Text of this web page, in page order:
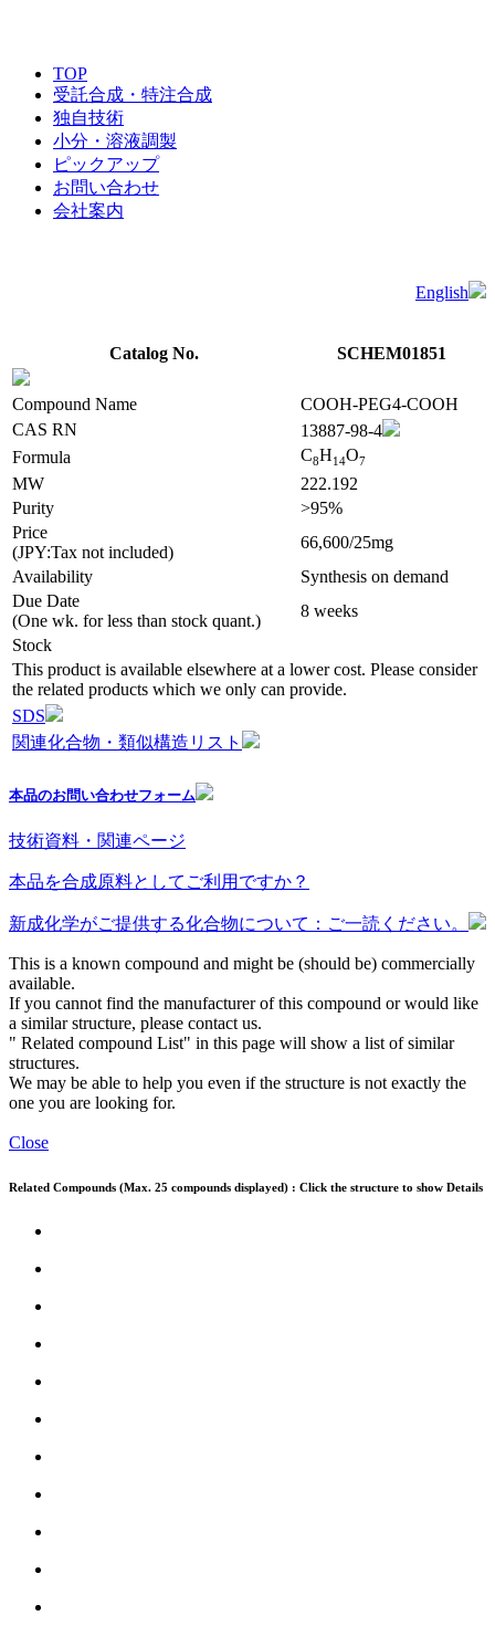
TOP
受託合成・特注合成
独自技術
小分・溶液調製
ピックアップ
お問い合わせ
会社案内
English
Catalog No. SCHEM01851
Compound Name
COOH-PEG4-COOH
CAS RN
13887-98-4
Formula
C8H14O7
MW
222.192
Purity
>95%
Price
(JPY:Tax not included)
66,600/25mg
Availability
Synthesis on demand
Due Date
(One wk. for less than stock quant.)
8 weeks
Stock
This product is available elsewhere at a lower cost. Please consider
the related products which we only can provide.
SDS
関連化合物・類似構造リスト
本品のお問い合わせフォーム
技術資料・関連ページ
本品を合成原料としてご利用ですか？
新成化学がご提供する化合物について：ご一読ください。
This is a known compound and might be (should be) commercially
available.
If you cannot find the manufacturer of this compound or would like
a similar structure, please contact us.
" Related compound List" in this page will show a list of similar
structures.
We may be able to help you even if the structure is not exactly the
one you are looking for.
Close
Related Compounds (Max. 25 compounds displayed) : Click the structure to show Details